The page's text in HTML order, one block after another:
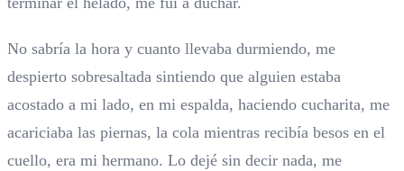
No sabría la hora y cuanto llevaba durmiendo, me
despierto sobresaltada sintiendo que alguien estaba
acostado a mi lado, en mi espalda, haciendo cucharita, me
acariciaba las piernas, la cola mientras recibía besos en el
cuello, era mi hermano. Lo dejé sin decir nada, me